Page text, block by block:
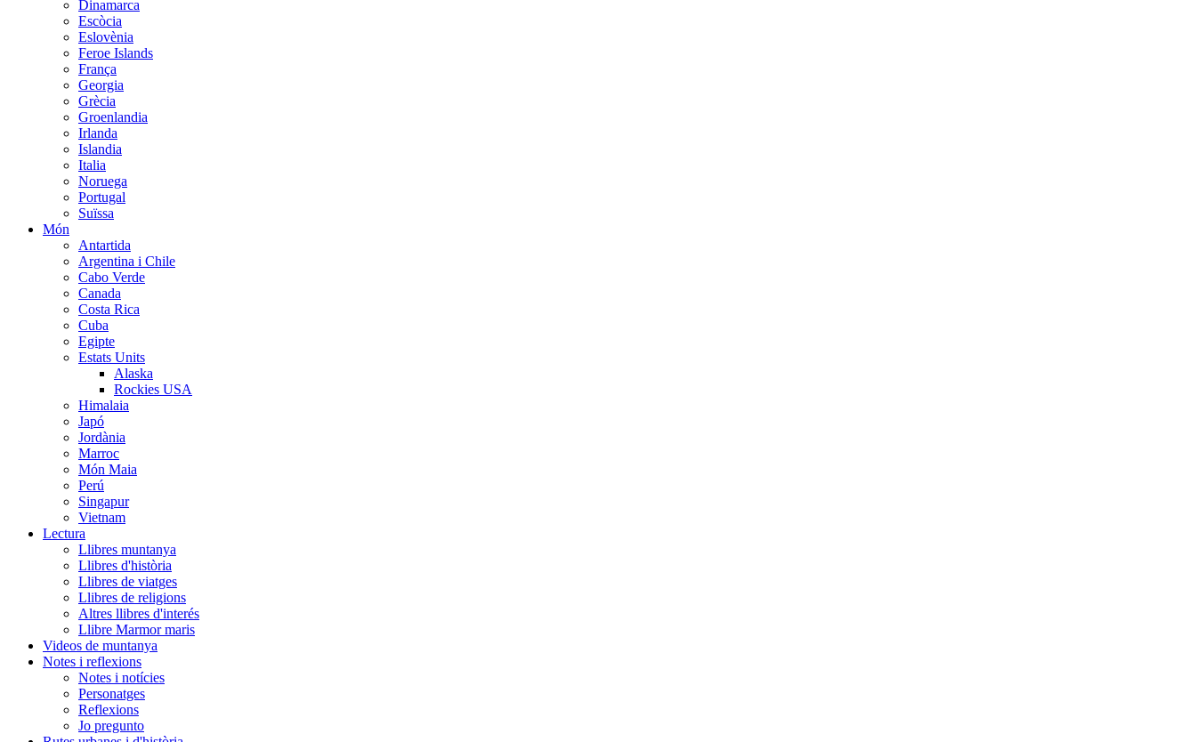
Dinamarca
Escòcia
Eslovènia
Feroe Islands
França
Georgia
Grècia
Groenlandia
Irlanda
Islandia
Italia
Noruega
Portugal
Suïssa
Món
Antartida
Argentina i Chile
Cabo Verde
Canada
Costa Rica
Cuba
Egipte
Estats Units
Alaska
Rockies USA
Himalaia
Japó
Jordània
Marroc
Món Maia
Perú
Singapur
Vietnam
Lectura
Llibres muntanya
Llibres d'història
Llibres de viatges
Llibres de religions
Altres llibres d'interés
Llibre Marmor maris
Videos de muntanya
Notes i reflexions
Notes i notícies
Personatges
Reflexions
Jo pregunto